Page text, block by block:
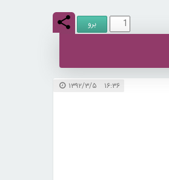
۱۶:۳۶ ۱۳۹۲/۳/۵